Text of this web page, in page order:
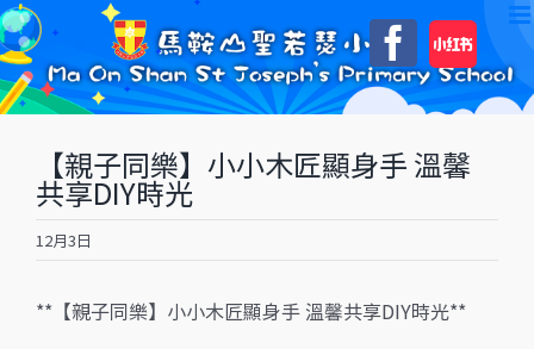
Skip
to
content
自
訂
【親子同樂】小小木匠顯身手 溫馨
共享DIY時光
12月3日
**【親子同樂】小小木匠顯身手 溫馨共享DIY時光**